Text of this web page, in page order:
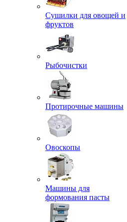
Сушилки для овощей и
фруктов
Рыбочистки
Протирочные машины
Овоскопы
Машины для
формования пасты